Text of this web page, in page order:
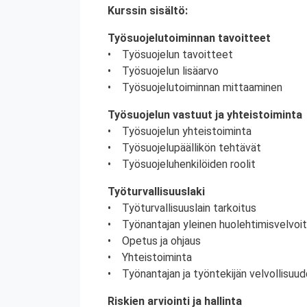
Kurssin sisältö:
Työsuojelutoiminnan tavoitteet
• Työsuojelun tavoitteet
• Työsuojelun lisäarvo
• Työsuojelutoiminnan mittaaminen
Työsuojelun vastuut ja yhteistoiminta
• Työsuojelun yhteistoiminta
• Työsuojelupäällikön tehtävät
• Työsuojeluhenkilöiden roolit
Työturvallisuuslaki
• Työturvallisuuslain tarkoitus
• Työnantajan yleinen
• Opetus ja ohjaus
• Yhteistoiminta
• Työnantajan ja työntekijän
Riskien arviointi ja hallinta